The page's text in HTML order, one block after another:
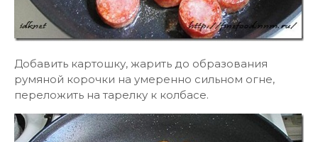
Добавить картошку, жарить до образования
румяной корочки на умеренно сильном огне,
переложить на тарелку к колбасе.